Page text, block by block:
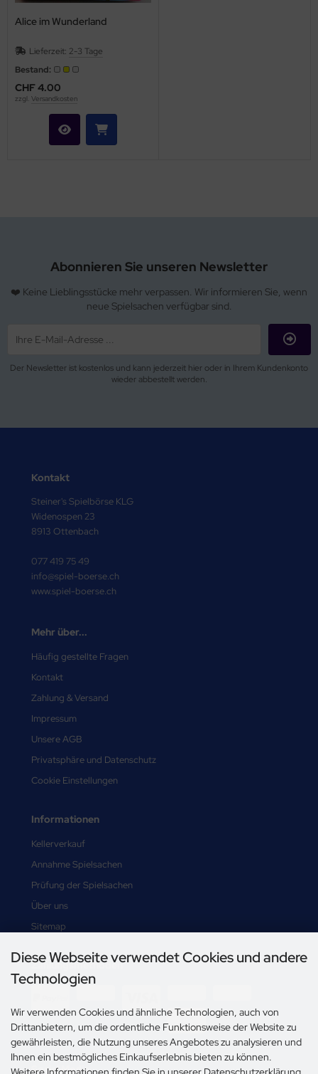
Alice im Wunderland
Lieferzeit: 2-3 Tage
Bestand:
CHF 4.00
zzgl. Versandkosten
Abonnieren Sie unseren Newsletter
❤️ Keine Lieblingsstücke mehr verpassen. Wir informieren Sie, wenn
neue Spielsachen verfügbar sind.
Der Newsletter ist kostenlos und kann jederzeit hier oder in Ihrem Kundenkonto
wieder abbestellt werden.
Kontakt
Steiner's Spielbörse KLG
Widenospen 23
8913 Ottenbach
077 419 75 49
info@spiel-boerse.ch
www.spiel-boerse.ch
Mehr über...
Häufig gestellte Fragen
Kontakt
Zahlung & Versand
Impressum
Unsere AGB
Privatsphäre und Datenschutz
Cookie Einstellungen
Informationen
Kellerverkauf
Annahme Spielsachen
Prüfung der Spielsachen
Über uns
Sitemap
Zahlungsmethoden
Social Media
Diese Webseite verwendet Cookies und andere
Technologien
Wir verwenden Cookies und ähnliche Technologien, auch von
Drittanbietern, um die ordentliche Funktionsweise der Website zu
gewährleisten, die Nutzung unseres Angebotes zu analysieren und
Ihnen ein bestmögliches Einkaufserlebnis bieten zu können.